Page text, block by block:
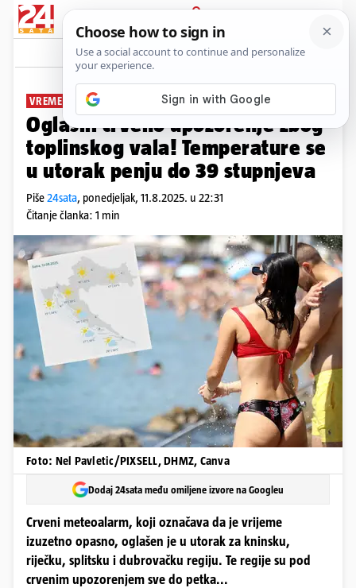
PRIJAVA
News Komentari
VREMENSKA PROGNOZA
Oglasili crveno upozorenje zbog
toplinskog vala! Temperature se
u utorak penju do 39 stupnjeva
Piše24sata, ponedjeljak, 11.8.2025. u 22:31
Čitanje članka: 1 min
Foto: Nel Pavletic/PIXSELL, DHMZ, Canva
Dodaj 24sata među omiljene izvore na Googleu
Crveni meteoalarm, koji označava da je vrijeme
izuzetno opasno, oglašen je u utorak za kninsku,
riječku, splitsku i dubrovačku regiju. Te regije su pod
crvenim upozorenjem sve do petka...